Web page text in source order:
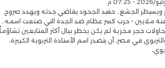
ويسيطر الجشع.. حفيد الجحود يقاضي جدته ويهدد صروح
ملايين - حرب كسر عظام ضد الجدة التي صنعت اسمه..
حجر مخزية لم يكن يخطر ببال أكثر المتابعين تشاؤماً
في مصر، أن يتصدر اسم الأستاذة التربوية الكبيرة،